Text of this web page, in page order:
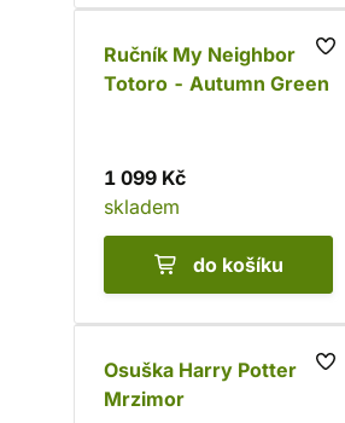
Ručník My Neighbor
Totoro - Autumn Green
1 099 Kč
skladem
do košíku
Osuška Harry Potter -
Mrzimor